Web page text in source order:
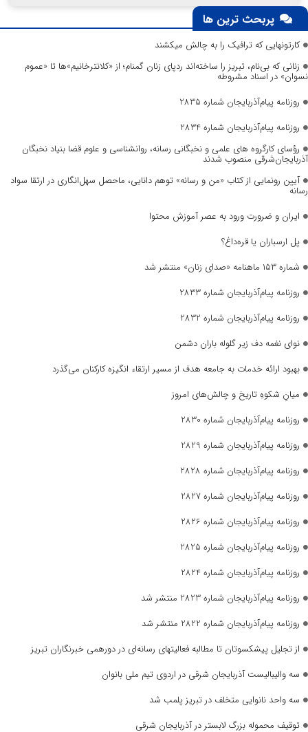
پربحث ترین ها
کارتونهایی که ترافیک را به چالش میکشند
زنانی که بی‌نام، تبریز را ساخته‌اند ردپای زنان گمنام؛ از «کلانترخانیم»ها تا «عموم
نسوان» در اسناد مشروطه
روزنامه پیام‌آذربایجان شماره 2835
روزنامه پیام‌آذربایجان شماره 2834
رؤسای کارگروه های علمی و نخبگانی رسانه، روانشناسی و علوم قضا بنیاد نخبگان
آذربایجان‌شرقی منصوب شدند
آیین رونمایی از کتاب «من و رسانه» توهم دانایی، ماحصل سهل‌انگاری در ارتقا سواد
رسانه
ایران و ضرورت ورود به عصر آموزش محتوا
پل ارسباران یا قره‌داغ؟
شماره ۱۵۳ ماهنامه «صدای زنان» منتشر شد
روزنامه پیام‌آذربایجان شماره 2833
روزنامه پیام‌آذربایجان شماره 2832
نوای نغمه دف زیر گلوله باران دشمن
بهبود ارائه خدمات به جامعه هدف از مسیر ارتقاء انگیزه کارکنان می‌گذرد
میانِ شکوهِ تاریخ و چالش‌های امروز
روزنامه پیام‌آذربایجان شماره 2830
روزنامه پیام‌آذربایجان شماره 2829
روزنامه پیام‌آذربایجان شماره 2828
روزنامه پیام‌آذربایجان شماره 2827
روزنامه پیام‌آذربایجان شماره 2826
روزنامه پیام‌آذربایجان شماره 2825
روزنامه پیام‌آذربایجان شماره 2824
روزنامه پیام‌آذربایجان شماره 2823 منتشر شد
روزنامه پیام‌آذربایجان شماره 2822 منتشر شد
از تجلیل پیشکسوتان تا مطالبه فعالیتهای رسانه‌ای در دورهمی خبرنگاران تبریز
سه والیبالیست آذربایجان‌ شرقی در اردوی تیم ملی بانوان
سه واحد نانوایی متخلف در تبریز پلمب شد
توقیف محموله بزرگ لابستر در آذربایجان شرقی